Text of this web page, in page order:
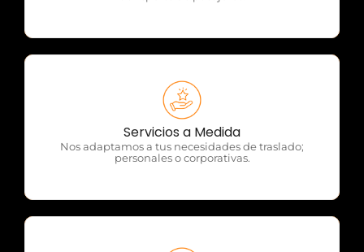
Servicios a Medida
Nos adaptamos a tus necesidades de traslado;
personales o corporativas.
OTP Servicios